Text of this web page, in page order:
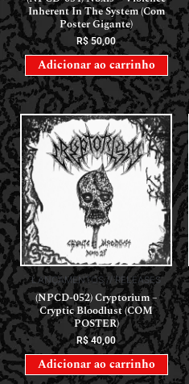
Inherent In The System (Com
Poster Gigante)
R$50,00
Adicionar ao carrinho
LANÇAMENTOS // RELEASES
(NPCD-052) Cryptorium –
Cryptic Bloodlust (COM
POSTER)
R$40,00
Adicionar ao carrinho